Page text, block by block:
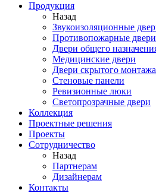
Продукция
Назад
Звукоизоляционные
Противопожарные двери
Двери общего
Медицинские двери
Двери скрытого монтажа
Стеновые панели
Ревизионные люки
Светопрозрачные двери
Коллекция
Проектные решения
Проекты
Сотрудничество
Назад
Партнерам
Дизайнерам
Контакты